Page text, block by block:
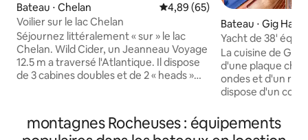
Bateau ⋅ Chelan Évaluation moyenne sur la
4,89 (65)
Voilier sur le lac Chelan
Séjournez littéralement « sur » le lac
Chelan. Wild Cider, un Jeanneau Voyage
12.5 m a traversé l'Atlantique. Il dispose
de 3 cabines doubles et de 2 « heads »
et des sièges dans le cockpit pour
8 personnes. Hébergement confortable
Bateau ⋅ Gig
Yacht de 38'
kayaks !
La cuisine de
d'une plaque
ondes et d'un
dispose d'un coin
double plus
supplémentaire
montagnes Rocheuses : équipements